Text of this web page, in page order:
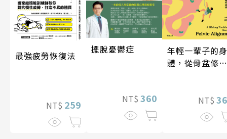
最強疲勞恢復法
NT$ 259
擺脫憂鬱症
NT$ 360
年輕一輩子的身
體，從骨盆修復
動」，遠離小腹
凸出、肩頸僵
硬、慢性疼痛
NT$